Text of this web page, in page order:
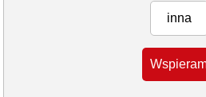
inna